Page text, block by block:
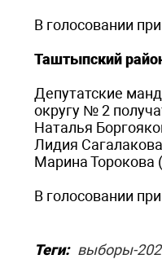
В голосовании
Таштыпский
Депутатские
округу № 2
Наталья
Лидия
Марина Торокова
В голосовании
Теги: выборы-